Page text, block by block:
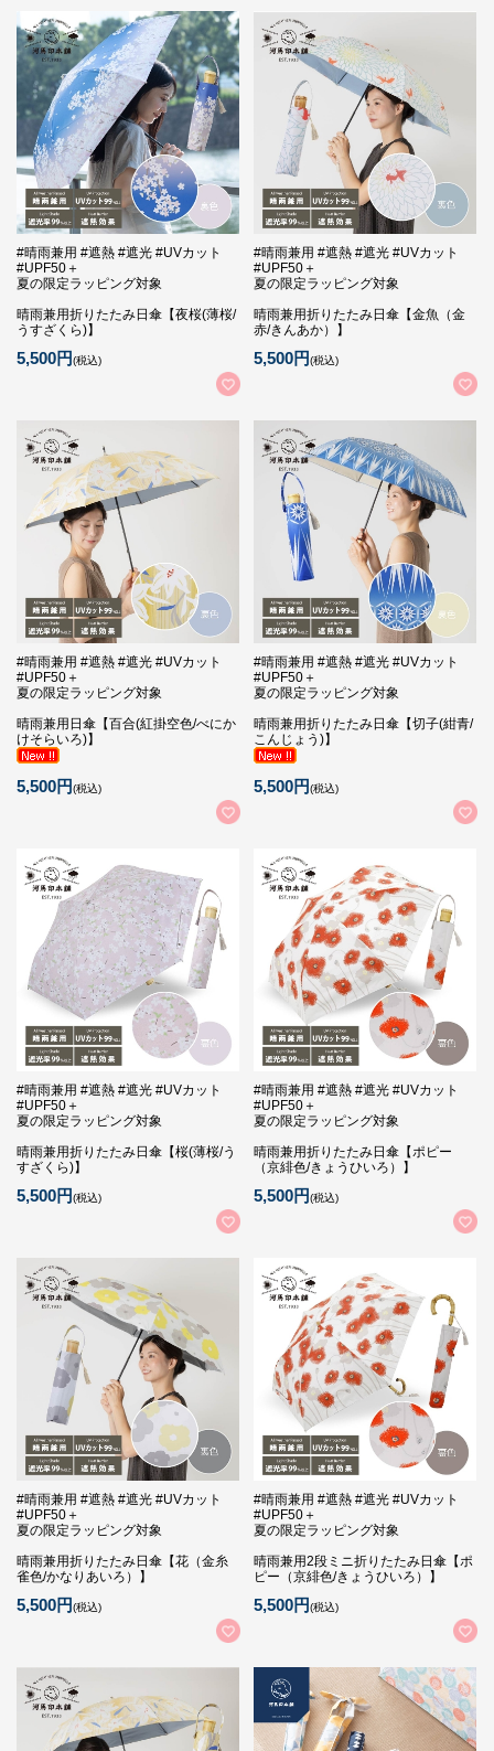
#晴雨兼用 #遮熱 #遮光 #UVカット
#UPF50＋
夏の限定ラッピング対象
晴雨兼用折りたたみ日傘【夜桜(薄桜/
うすざくら)】
5,500円(税込)
#晴雨兼用 #遮熱 #遮光 #UVカット
#UPF50＋
夏の限定ラッピング対象
晴雨兼用折りたたみ日傘【金魚（金
赤/きんあか）】
5,500円(税込)
#晴雨兼用 #遮熱 #遮光 #UVカット
#UPF50＋
夏の限定ラッピング対象
晴雨兼用日傘【百合(紅掛空色/べにか
けそらいろ)】
5,500円(税込)
#晴雨兼用 #遮熱 #遮光 #UVカット
#UPF50＋
夏の限定ラッピング対象
晴雨兼用折りたたみ日傘【切子(紺青/
こんじょう)】
5,500円(税込)
#晴雨兼用 #遮熱 #遮光 #UVカット
#UPF50＋
夏の限定ラッピング対象
晴雨兼用折りたたみ日傘【桜(薄桜/う
すざくら)】
5,500円(税込)
#晴雨兼用 #遮熱 #遮光 #UVカット
#UPF50＋
夏の限定ラッピング対象
晴雨兼用折りたたみ日傘【ポピー
（京緋色/きょうひいろ）】
5,500円(税込)
#晴雨兼用 #遮熱 #遮光 #UVカット
#UPF50＋
夏の限定ラッピング対象
晴雨兼用折りたたみ日傘【花（金糸
雀色/かなりあいろ）】
5,500円(税込)
#晴雨兼用 #遮熱 #遮光 #UVカット
#UPF50＋
夏の限定ラッピング対象
晴雨兼用2段ミニ折りたたみ日傘【ポ
ピー（京緋色/きょうひいろ）】
5,500円(税込)